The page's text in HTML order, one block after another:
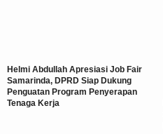
Helmi Abdullah Apresiasi Job Fair
Samarinda, DPRD Siap Dukung
Penguatan Program Penyerapan
Tenaga Kerja